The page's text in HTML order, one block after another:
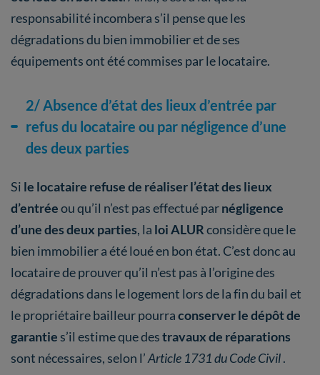
responsabilité incombera s’il pense que les
dégradations du bien immobilier et de ses
équipements ont été commises par le locataire.
2/ Absence d’état des lieux d’entrée par
refus du locataire ou par négligence d’une
des deux parties
Si le locataire refuse de réaliser l’état des lieux
d’entréeou qu’il n’est pas effectué parnégligence
d’une des deux parties, la loi ALURconsidère que le
bien immobilier a été loué en bon état. C’est donc au
locataire de prouver qu’il n’est pas à l’origine des
dégradations dans le logement lors de la fin du bail et
le propriétaire bailleur pourraconserver le dépôt de
garantie s’il estime que destravaux de réparations
sont nécessaires, selon l’Article 1731 du Code Civil.